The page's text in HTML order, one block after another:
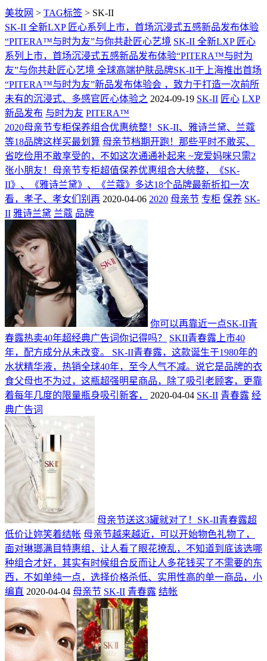
美妆网 > TAG标签 > SK-II
SK-II 全新LXP 匠心系列上市，首场沉浸式五感新品发布体验
“PITERA™与时为友”与你共赴匠心艺境 SK-II 全新LXP 匠心
系列上市，首场沉浸式五感新品发布体验“PITERA™与时为
友”与你共赴匠心艺境 全球高端护肤品牌SK-II于上海推出首场
“PITERA™与时为友”新品发布体验会 ，致力于打造一次前所
未有的沉浸式、多感官匠心体验之 2024-09-19 SK-II 匠心 LXP
新品发布 与时为友 PITERA™
2020母亲节专柜保养组合优惠统整！SK-II、雅诗兰黛、兰蔻
等18品牌这样买最划算 母亲节档期开跑！那些平时不敢买、
省吃俭用不敢享受的，不如这次通通补起来 ~宠爱妈咪只需2
张小朋友！母亲节专柜超值保养优惠组合大统整，《SK-
II》、《雅诗兰黛》、《兰蔻》多达18个品牌最新折扣一次
看，孝子、孝女们别再 2020-04-06 2020 母亲节 专柜 保养 SK-
II 雅诗兰黛 兰蔻 品牌
你可以再靠近一点SK-II青
春露热卖40年超经典广告词你记得吗？
SKII青春露上市40
年，配方成分从未改变。 SK-II青春露，这款诞生于1980年的
水状精华液，热销全球40年，至今人气不减。说它是品牌的衣
食父母也不为过，这瓶超强明星商品，除了吸引老顾客，更靠
着每年几度的限量瓶身吸引新客，
2020-04-04 SK-II 青春露 经
典广告词
母亲节送这3罐就对了！SK-II青春露超
低价让妳笑着结帐 母亲节越来越近，可以开始物色礼物了，
面对琳瑯满目特惠组，让人看了眼花撩乱，不知道到底该选哪
种组合才好，其实有时候组合反而让人多花钱买了不需要的东
西，不如单纯一点，选择价格杀低、实用性高的单一商品，小
编直 2020-04-04 母亲节 SK-II 青春露 结帐